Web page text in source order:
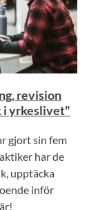
revision
i yrkeslivet"
gjort sin fem
har de
upptäcka
inför